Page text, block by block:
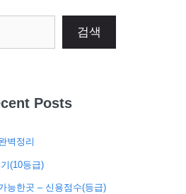
검색
Posts
벽정리
(10등급)
능한곳 – 신용점수(등급)